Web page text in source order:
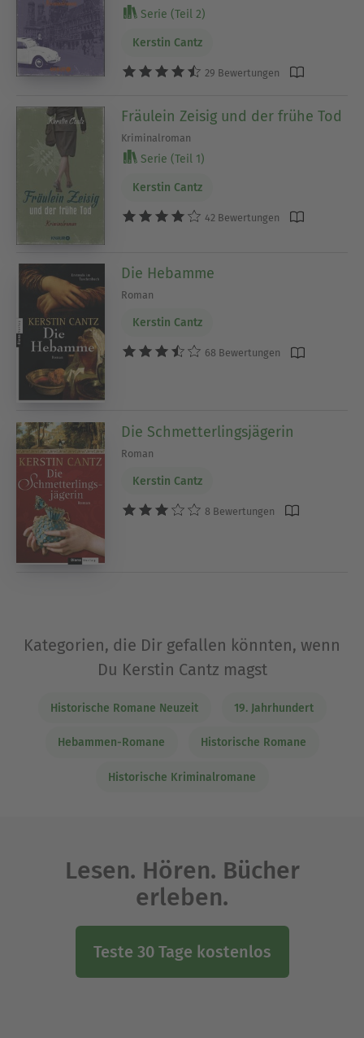
Serie (Teil 2)
Kerstin Cantz
29 Bewertungen
Fräulein Zeisig und der frühe Tod
Kriminalroman
Serie (Teil 1)
Kerstin Cantz
42 Bewertungen
Die Hebamme
Roman
Kerstin Cantz
68 Bewertungen
Die Schmetterlingsjägerin
Roman
Kerstin Cantz
8 Bewertungen
Kategorien, die Dir gefallen könnten, wenn
Du Kerstin Cantz magst
Historische Romane Neuzeit 19. Jahrhundert
Hebammen-Romane Historische Romane
Historische Kriminalromane
Lesen. Hören. Bücher
erleben.
Teste 30 Tage kostenlos